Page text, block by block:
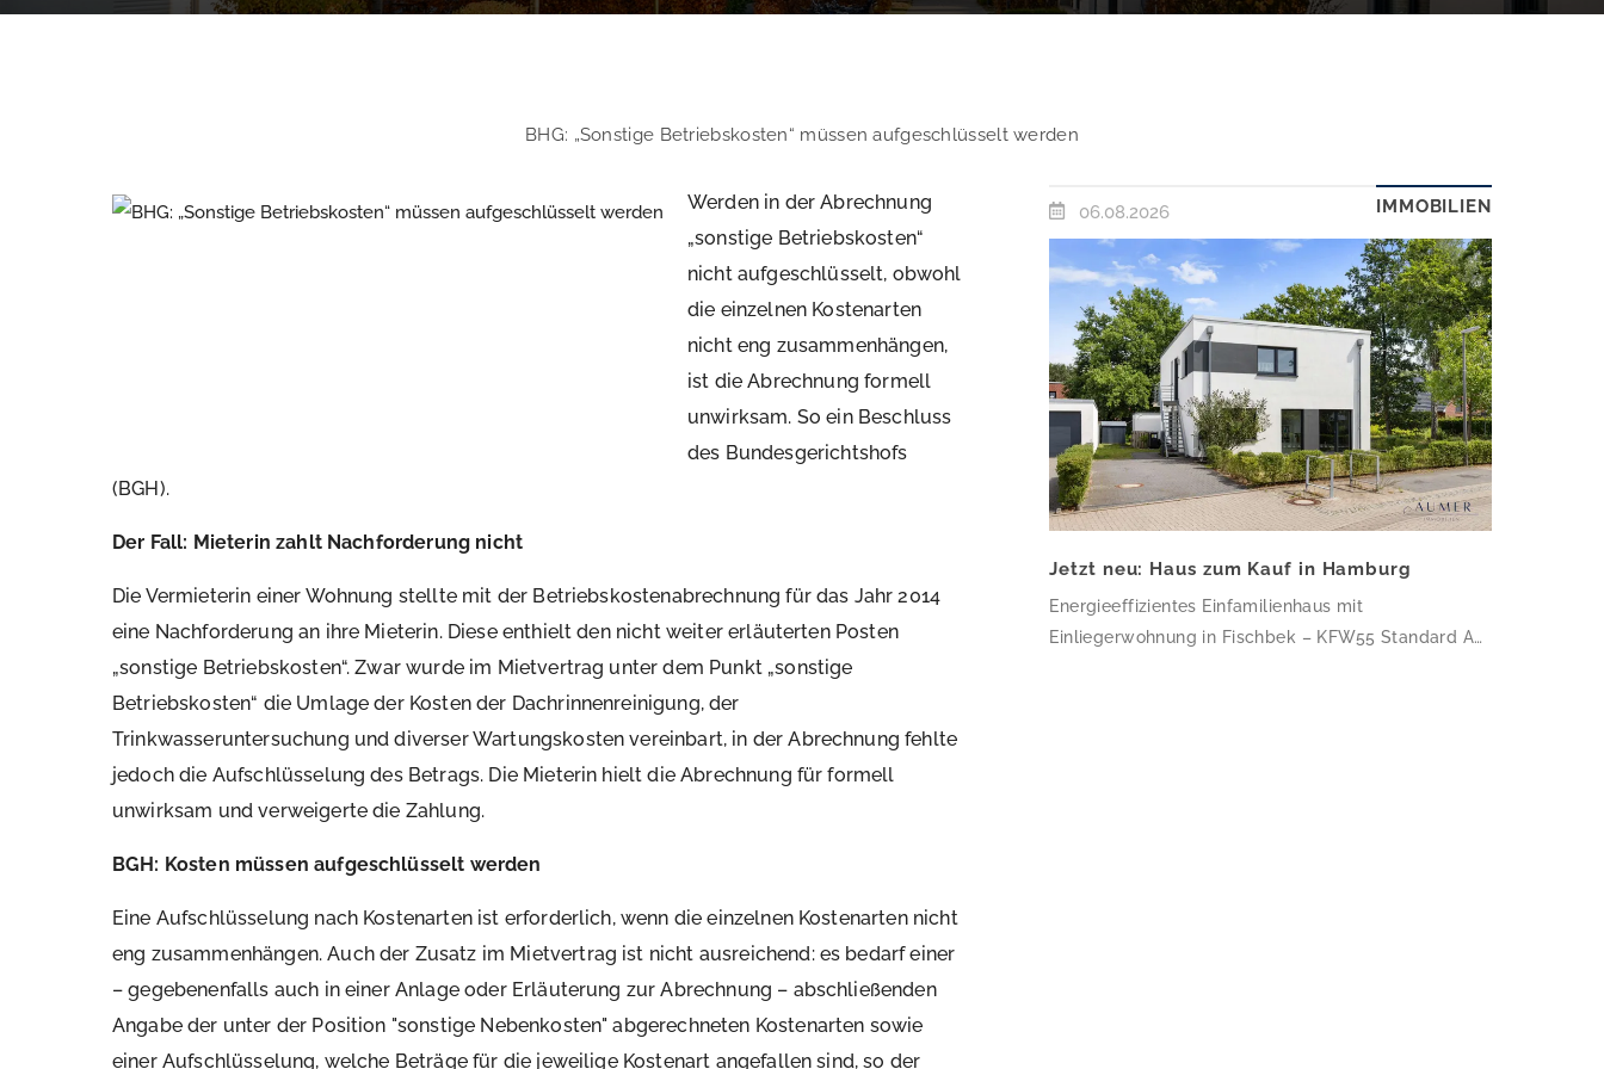
BHG: „Sonstige Betriebskosten“ müssen aufgeschlüsselt werden
Werden in der Abrechnung
„sonstige Betriebskosten“
nicht aufgeschlüsselt, obwohl
die einzelnen Kostenarten
nicht eng zusammenhängen,
ist die Abrechnung formell
unwirksam. So ein Beschluss
des Bundesgerichtshofs
(BGH).
Der Fall: Mieterin zahlt Nachforderung nicht
Die Vermieterin einer Wohnung stellte mit der Betriebskostenabrechnung für das Jahr 2014
eine Nachforderung an ihre Mieterin. Diese enthielt den nicht weiter erläuterten Posten
„sonstige Betriebskosten“. Zwar wurde im Mietvertrag unter dem Punkt „sonstige
Betriebskosten“ die Umlage der Kosten der Dachrinnenreinigung, der
Trinkwasseruntersuchung und diverser Wartungskosten vereinbart, in der Abrechnung fehlte
jedoch die Aufschlüsselung des Betrags. Die Mieterin hielt die Abrechnung für formell
unwirksam und verweigerte die Zahlung.
BGH: Kosten müssen aufgeschlüsselt werden
Eine Aufschlüsselung nach Kostenarten ist erforderlich, wenn die einzelnen Kostenarten nicht
eng zusammenhängen. Auch der Zusatz im Mietvertrag ist nicht ausreichend: es bedarf einer
– gegebenenfalls auch in einer Anlage oder Erläuterung zur Abrechnung – abschließenden
Angabe der unter der Position "sonstige Nebenkosten" abgerechneten Kostenarten sowie
einer Aufschlüsselung, welche Beträge für die jeweilige Kostenart angefallen sind, so der
06.08.2026 IMMOBILIEN
Jetzt neu: Haus zum Kauf in Hamburg
Energieeffizientes Einfamilienhaus mit
Einliegerwohnung in Fischbek – KFW55 Standard Auf